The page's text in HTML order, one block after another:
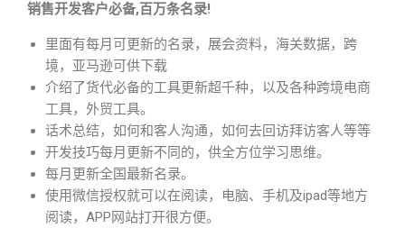
销售开发客户必备,百万条名录!
里面有每月可更新的名录，展会资料，海关数据，跨
境，亚马逊可供下载
介绍了货代必备的工具更新超千种，以及各种跨境电商
工具，外贸工具。
话术总结，如何和客人沟通，如何去回访拜访客人等等
开发技巧每月更新不同的，供全方位学习思维。
每月更新全国最新名录。
使用微信授权就可以在阅读，电脑、手机及ipad等地方
阅读，APP网站打开很方便。